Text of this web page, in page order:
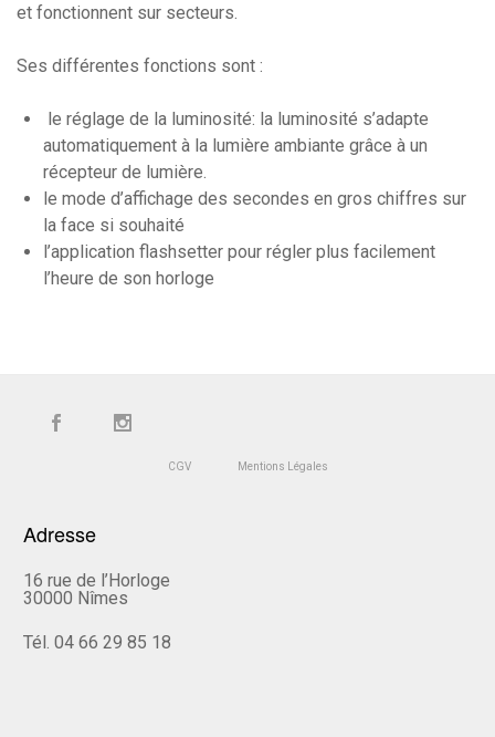
et fonctionnent sur secteurs.
Ses différentes fonctions sont :
le réglage de la luminosité: la luminosité s’adapte
automatiquement à la lumière ambiante grâce à un
récepteur de lumière.
le mode d’affichage des secondes en gros chiffres sur
la face si souhaité
l’application flashsetter pour régler plus facilement
l’heure de son horloge
CGV Mentions Légales
Adresse
16 rue de l’Horloge
30000 Nîmes
Tél. 04 66 29 85 18